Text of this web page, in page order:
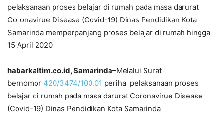
pelaksanaan proses belajar di rumah pada masa darurat
Coronavirue Disease (Covid-19) Dinas Pendidikan Kota
Samarinda memperpanjang proses belajar di rumah hingga
15 April 2020
habarkaltim.co.id, Samarinda–Melalui Surat
bernomor 420/3474/100.01 perihal pelaksanaan proses
belajar di rumah pada masa darurat Coronavirue Disease
(Covid-19) Dinas Pendidikan Kota Samarinda